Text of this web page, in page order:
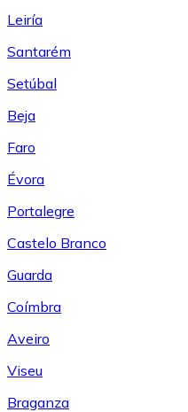
Leiría
Santarém
Setúbal
Beja
Faro
Évora
Portalegre
Castelo Branco
Guarda
Coímbra
Aveiro
Viseu
Braganza